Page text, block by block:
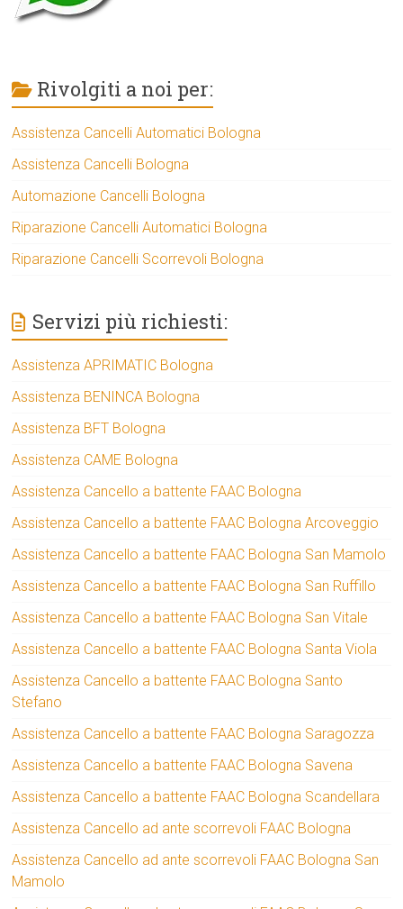
Rivolgiti a noi per:
Assistenza Cancelli Automatici Bologna
Assistenza Cancelli Bologna
Automazione Cancelli Bologna
Riparazione Cancelli Automatici Bologna
Riparazione Cancelli Scorrevoli Bologna
Servizi più richiesti:
Assistenza APRIMATIC Bologna
Assistenza BENINCA Bologna
Assistenza BFT Bologna
Assistenza CAME Bologna
Assistenza Cancello a battente FAAC Bologna
Assistenza Cancello a battente FAAC Bologna Arcoveggio
Assistenza Cancello a battente FAAC Bologna San Mamolo
Assistenza Cancello a battente FAAC Bologna San Ruffillo
Assistenza Cancello a battente FAAC Bologna San Vitale
Assistenza Cancello a battente FAAC Bologna Santa Viola
Assistenza Cancello a battente FAAC Bologna Santo
Stefano
Assistenza Cancello a battente FAAC Bologna Saragozza
Assistenza Cancello a battente FAAC Bologna Savena
Assistenza Cancello a battente FAAC Bologna Scandellara
Assistenza Cancello ad ante scorrevoli FAAC Bologna
Assistenza Cancello ad ante scorrevoli FAAC Bologna San
Mamolo